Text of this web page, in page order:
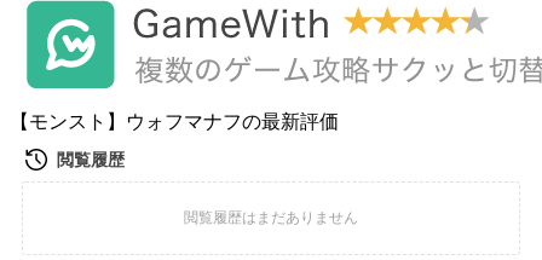
【モンスト】ウォフマナフの最新評価